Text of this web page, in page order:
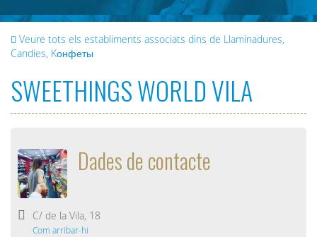
Veure tots els establiments associats dins de Llaminadures,
Candies, Kонфеты
SWEETHINGS WORLD VILA
Dades de contacte
C/ de la Vila, 18
Com arribar-hi